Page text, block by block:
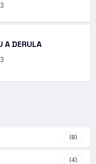
A DERULA
(8)
(4)